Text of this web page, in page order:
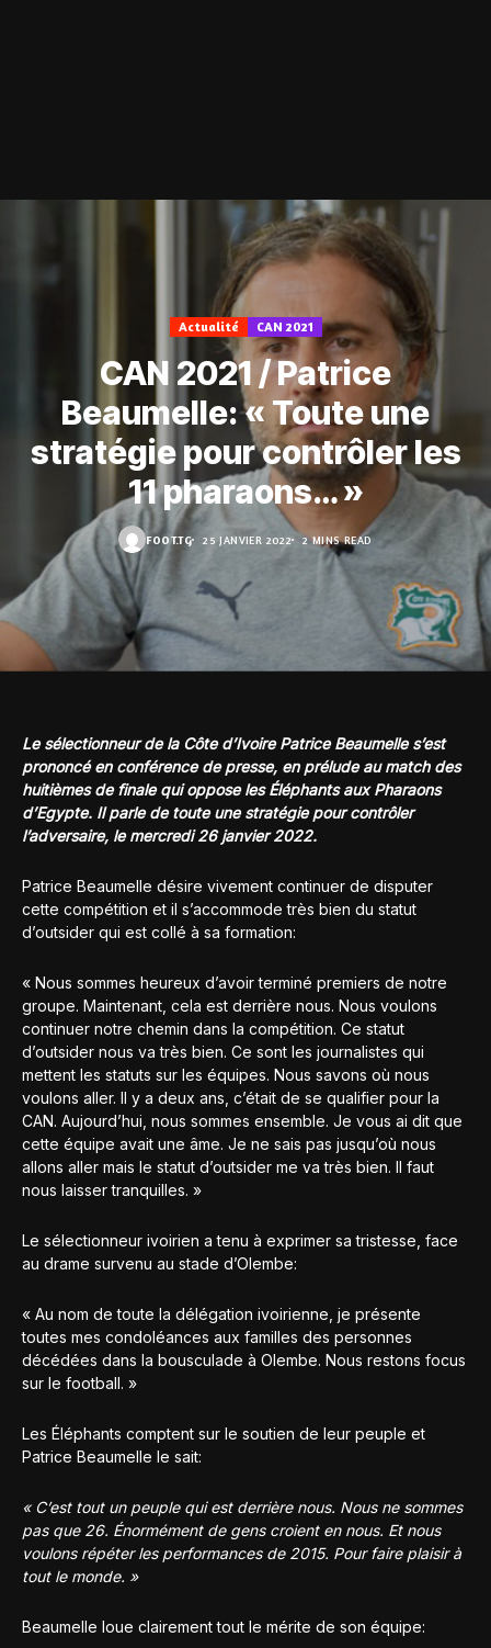
Actualité CAN 2021
CAN 2021 / Patrice
Beaumelle: « Toute une
stratégie pour contrôler les
11 pharaons… »
FOOT.TG 25 JANVIER 2022 2 MINS READ
Le sélectionneur de la Côte d’Ivoire Patrice Beaumelle s’est
prononcé en conférence de presse, en prélude au match des
huitièmes de finale qui oppose les Éléphants aux Pharaons
d’Egypte. Il parle de toute une stratégie pour contrôler
l’adversaire, le mercredi 26 janvier 2022.
Patrice Beaumelle désire vivement continuer de disputer
cette compétition et il s’accommode très bien du statut
d’outsider qui est collé à sa formation:
« Nous sommes heureux d’avoir terminé premiers de notre
groupe. Maintenant, cela est derrière nous. Nous voulons
continuer notre chemin dans la compétition. Ce statut
d’outsider nous va très bien. Ce sont les journalistes qui
mettent les statuts sur les équipes. Nous savons où nous
voulons aller. Il y a deux ans, c’était de se qualifier pour la
CAN. Aujourd’hui, nous sommes ensemble. Je vous ai dit que
cette équipe avait une âme. Je ne sais pas jusqu’où nous
allons aller mais le statut d’outsider me va très bien. Il faut
nous laisser tranquilles. »
Le sélectionneur ivoirien a tenu à exprimer sa tristesse, face
au drame survenu au stade d’Olembe:
« Au nom de toute la délégation ivoirienne, je présente
toutes mes condoléances aux familles des personnes
décédées dans la bousculade à Olembe. Nous restons focus
sur le football. »
Les Éléphants comptent sur le soutien de leur peuple et
Patrice Beaumelle le sait:
« C’est tout un peuple qui est derrière nous. Nous ne sommes
pas que 26. Énormément de gens croient en nous. Et nous
voulons répéter les performances de 2015. Pour faire plaisir à
tout le monde. »
Beaumelle loue clairement tout le mérite de son équipe: